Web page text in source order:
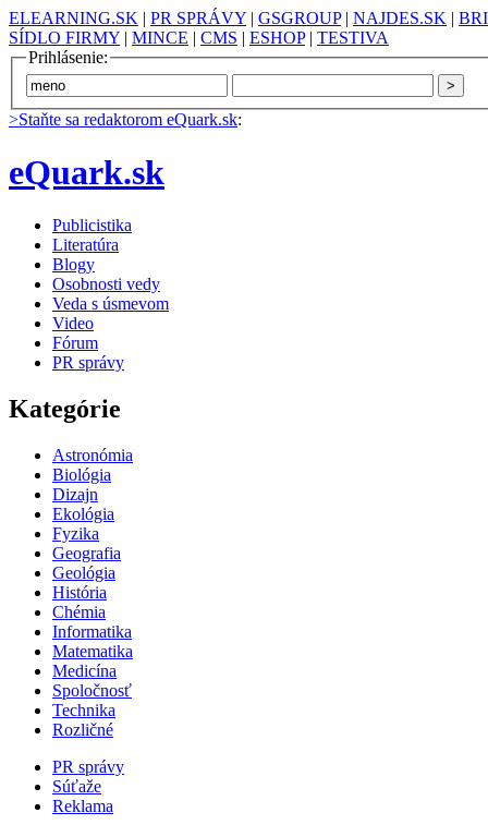
ELEARNING.SK | PR SPRÁVY | GSGROUP| NAJDES.SK |
SÍDLO FIRMY | MINCE | CMS | ESHOP| TESTIVA
Prihlásenie:
>Staňte sa redaktorom eQuark.sk:
eQuark.sk
Publicistika
Literatúra
Blogy
Osobnosti vedy
Veda s úsmevom
Video
Fórum
PR správy
Kategórie
Astronómia
Biológia
Dizajn
Ekológia
Fyzika
Geografia
Geológia
História
Chémia
Informatika
Matematika
Medicína
Spoločnosť
Technika
Rozličné
PR správy
Súťaže
Reklama